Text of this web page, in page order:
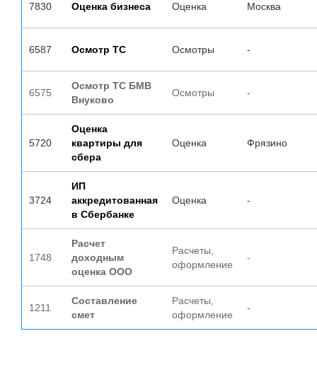
7830 Оценка бизнеса Оценка Москва
6587 Осмотр ТС Осмотры -
6575
Осмотр ТС БМВ
Внуково
Осмотры -
5720
Оценка
квартиры для
сбера
Оценка Фрязино
3724
ИП
аккредитованная
в Сбербанке
Оценка -
1748
Расчет
доходным
оценка ООО
Расчеты,
оформление
-
1211
Составление
смет
Расчеты,
оформление
-